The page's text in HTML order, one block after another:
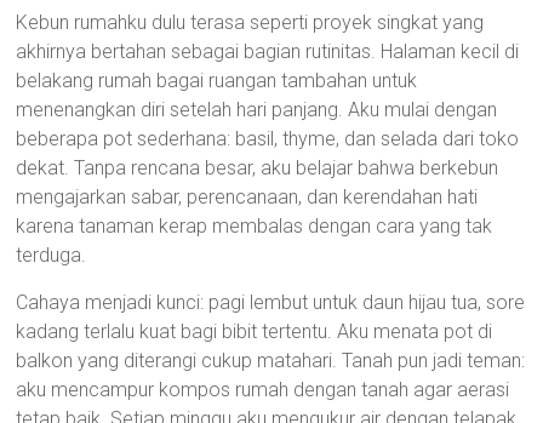
Kebun rumahku dulu terasa seperti proyek singkat yang
akhirnya bertahan sebagai bagian rutinitas. Halaman kecil di
belakang rumah bagai ruangan tambahan untuk
menenangkan diri setelah hari panjang. Aku mulai dengan
beberapa pot sederhana: basil, thyme, dan selada dari toko
dekat. Tanpa rencana besar, aku belajar bahwa berkebun
mengajarkan sabar, perencanaan, dan kerendahan hati
karena tanaman kerap membalas dengan cara yang tak
terduga.
Cahaya menjadi kunci: pagi lembut untuk daun hijau tua, sore
kadang terlalu kuat bagi bibit tertentu. Aku menata pot di
balkon yang diterangi cukup matahari. Tanah pun jadi teman:
aku mencampur kompos rumah dengan tanah agar aerasi